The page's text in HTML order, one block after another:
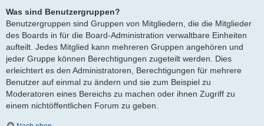
Was sind Benutzergruppen?
Benutzergruppen sind Gruppen von Mitgliedern, die die Mitglieder
des Boards in für die Board-Administration verwaltbare Einheiten
aufteilt. Jedes Mitglied kann mehreren Gruppen angehören und
jeder Gruppe können Berechtigungen zugeteilt werden. Dies
erleichtert es den Administratoren, Berechtigungen für mehrere
Benutzer auf einmal zu ändern und sie zum Beispiel zu
Moderatoren eines Bereichs zu machen oder ihnen Zugriff zu
einem nichtöffentlichen Forum zu geben.